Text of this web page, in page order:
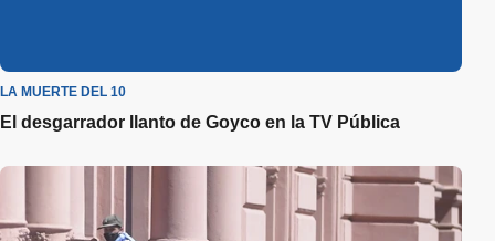
LA MUERTE DEL 10
El desgarrador llanto de Goyco en la TV Pública